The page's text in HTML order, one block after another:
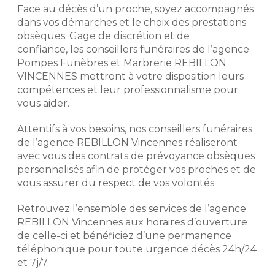
semelle, hors gravure, dans la limite
des stocks disponibles de
monuments et de la disponibilité des
granits. Remise d’un montant
maximum de 4 000 € TTC. Voir
conditions de l’offre en agence et
dans les mentions légales.
Demander un devis
marbrerie
Notre histoire repose sur
l'expérience de nos conseillers
funéraires. Exigeants, discrets et
respectueux, ils mettent leur
professionnalisme à votre service
afin de déterminer avec vous votre
budget et vos volontés afin de mieux
aborder votre démarche de
Préparer l'organisation des
obsèques
Prévoir ses obsèques, c'est choisir
les prestations qui vont venir
prestations d'excellence et une prise
en charge de qualité, nous
établissons avec vous les obsèques
que vous souhaitez en détails
Face au décès d’un proche, soyez accompagnés
dans vos démarches et le choix des prestations
obsèques. Gage de discrétion et de
confiance, les conseillers funéraires de l’agence
Pompes Funèbres et Marbrerie REBILLON
VINCENNES mettront à votre disposition leurs
compétences et leur professionnalisme pour
vous aider.
Attentifs à vos besoins, nos conseillers funéraires
de l’agence REBILLON Vincennes réaliseront
avec vous des contrats de prévoyance obsèques
personnalisés afin de protéger vos proches et de
vous assurer du respect de vos volontés.
Retrouvez l’ensemble des services de l’agence
REBILLON Vincennes aux horaires d’ouverture
de celle-ci et bénéficiez d’une permanence
téléphonique pour toute urgence décès 24h/24
et 7j/7.